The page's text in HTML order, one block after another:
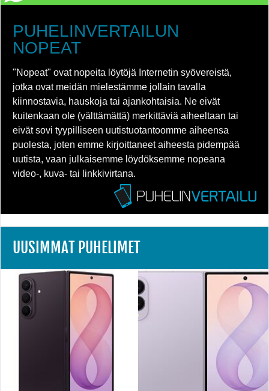
PUHELINVERTAILUN
NOPEAT
"Nopeat" ovat nopeita löytöjä Internetin syövereistä,
jotka ovat meidän mielestämme jollain tavalla
kiinnostavia, hauskoja tai ajankohtaisia. Ne eivät
kuitenkaan ole (välttämättä) merkittäviä aiheeltaan tai
eivät sovi tyypilliseen uutistuotantoomme aiheensa
puolesta, joten emme kirjoittaneet aiheesta pidempää
uutista, vaan julkaisemme löydöksemme nopeana
video-, kuva- tai linkkivirtana.
UUSIMMAT PUHELIMET